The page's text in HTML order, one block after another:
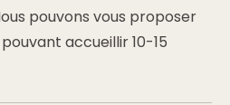
pouvons vous proposer
accueillir 10-15